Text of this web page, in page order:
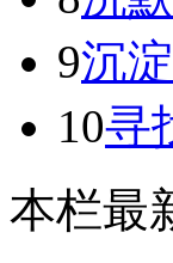
9沉淀
10寻
本栏最